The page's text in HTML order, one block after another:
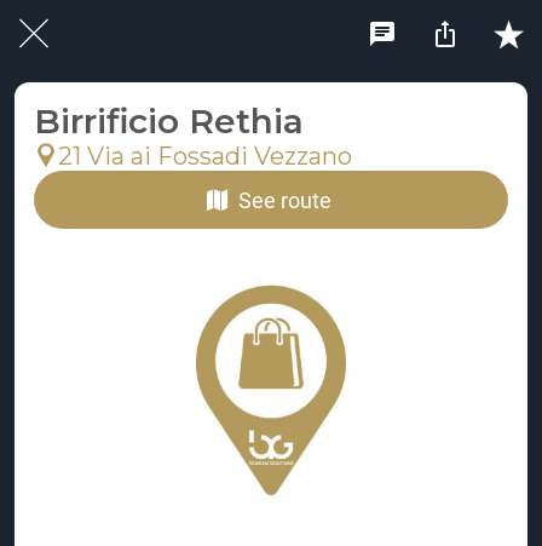
Birrificio Rethia
21 Via ai Fossadi Vezzano
See route